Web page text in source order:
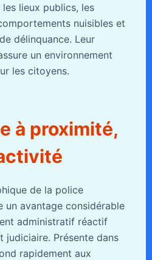
lieux publics, les
nuisibles et
délinquance. Leur
un environnement
les citoyens.
à proximité,
de la police
un avantage considérable
administratif réactif
judiciaire. Présente dans
rapidement aux